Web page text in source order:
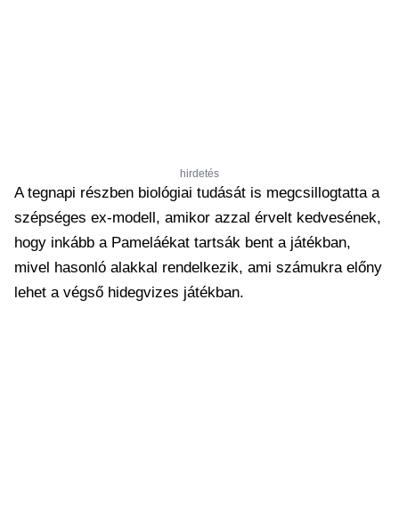
hirdetés
A tegnapi részben biológiai tudását is megcsillogtatta a
szépséges ex-modell, amikor azzal érvelt kedvesének,
hogy inkább a Pameláékat tartsák bent a játékban,
mivel hasonló alakkal rendelkezik, ami számukra előny
lehet a végső hidegvizes játékban.